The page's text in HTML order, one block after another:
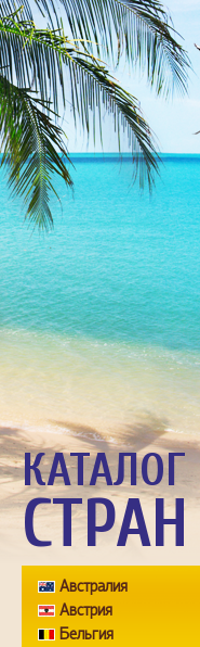
КАТАЛОГ
СТРАН
Австралия
Австрия
Бельгия